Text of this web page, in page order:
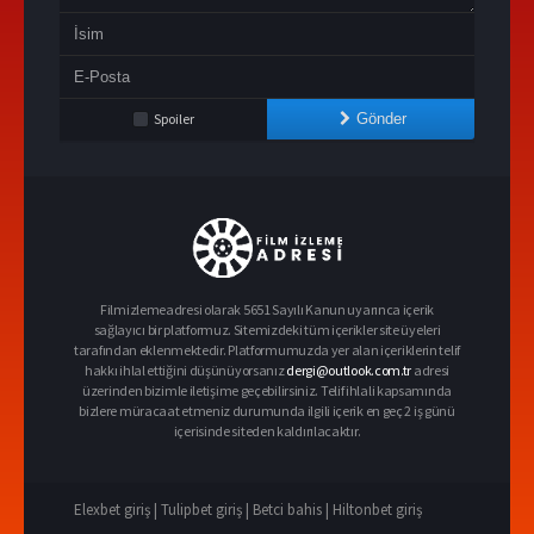
Spoiler Gönder
Filmizlemeadresi olarak 5651 Sayılı Kanun uyarınca içerik
sağlayıcı bir platformuz. Sitemizdeki tüm içerikler site üyeleri
tarafından eklenmektedir. Platformumuzda yer alan içeriklerin telif
hakkı ihlal ettiğini düşünüyorsanızdergi@outlook.com.tr adresi
üzerinden bizimle iletişime geçebilirsiniz. Telif ihlali kapsamında
bizlere müracaat etmeniz durumunda ilgili içerik en geç 2 iş günü
içerisinde siteden kaldırılacaktır.
Elexbet giriş | Tulipbet giriş | Betci bahis | Hiltonbet giriş